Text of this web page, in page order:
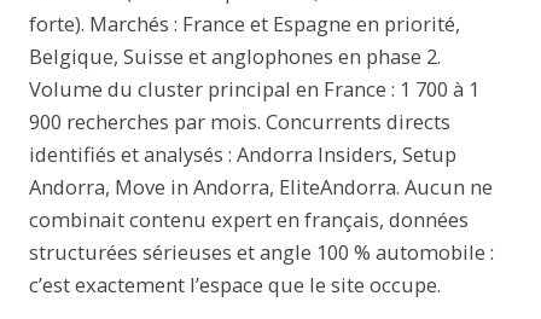
forte). Marchés : France et Espagne en priorité,
Belgique, Suisse et anglophones en phase 2.
Volume du cluster principal en France : 1 700 à 1
900 recherches par mois. Concurrents directs
identifiés et analysés : Andorra Insiders, Setup
Andorra, Move in Andorra, EliteAndorra. Aucun ne
combinait contenu expert en français, données
structurées sérieuses et angle 100 % automobile :
c’est exactement l’espace que le site occupe.